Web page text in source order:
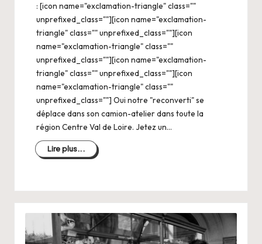
: [icon name="exclamation-triangle" class=""
unprefixed_class=""][icon name="exclamation-
triangle" class="" unprefixed_class=""][icon
name="exclamation-triangle" class=""
unprefixed_class=""][icon name="exclamation-
triangle" class="" unprefixed_class=""][icon
name="exclamation-triangle" class=""
unprefixed_class=""] Oui notre "reconverti" se
déplace dans son camion-atelier dans toute la
région Centre Val de Loire. Jetez un…
Lire plus...